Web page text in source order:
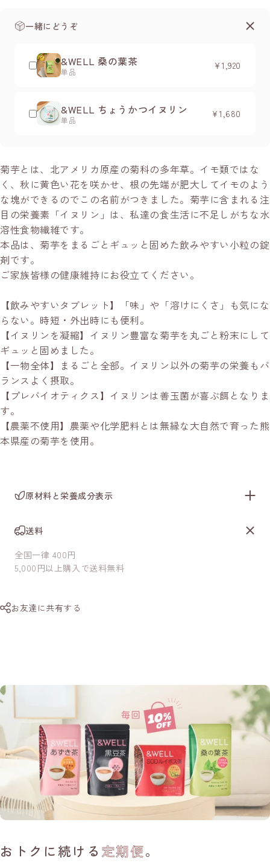
一緒にどうぞ
&WELL 桑の葉茶
単品 ¥1,920
&WELL ちょうかつイヌリン
単品 ¥1,680
菊芋とは、北アメリカ原産の菊科の多年草。イモ類ではな
く、秋に黄色い花を咲かせ、根の先端が肥大してイモのよう
な塊ができるのでこの名前がつきました。菊芋に含まれる注
目の栄養素「イヌリン」は、私達の食生活に不足しがちな水
溶性食物繊維です。
本品は、菊芋をまるごとギュッと固めた飲みやすい小粒の錠
剤です。
ご家族皆様の健康維持にお役立てください。
【飲みやすいタブレット】「味」や「溶けにくさ」も気にな
らない。時短・外出時にも便利。
【イヌリンを凝縮】イヌリン豊富な菊芋を丸ごと粉末にして
ギュッと固めました。
【一物全体】まるごと全部。イヌリン以外の菊芋の栄養もバ
ランスよく摂取。
【プレバイオティクス】イヌリンは善玉菌が喜ぶ餌となりま
す。
【農薬不使用】農薬や化学肥料とは無縁な大自然で育った熊
本県産の菊芋を使用。
原材料と栄養成分表示
送料
全国一律 400円
5,000円以上購入で送料無料
お友達に共有する
おトクに続ける 定期便。